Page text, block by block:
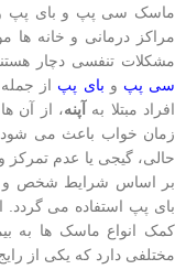
مراکز درمانی و خانه ها
مشکلات تنفسی دچار
سی پپ و بای پپ از
افراد مبتلا به
آپنه، از آن
زمان خواب باعث می شود
حالی، گیجی یا عدم
بر اساس شرایط شخص و
بای پپ استفاده می گردد.
کمک انواع ماسک ها به
مختلفی دارد که یکی از